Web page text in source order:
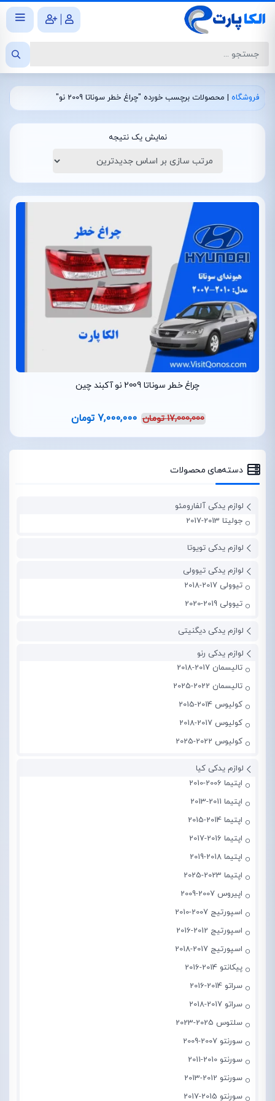
|
فروشگاه | محصولات برچسب خورده "چراغ خطر سوناتا 2009 نو"
نمایش یک نتیجه
چراغ خطر سوناتا 2009 نو آکبند چین
17,000,000 تومان 7,000,000 تومان
دسته‌های محصولات
لوازم یدکی آلفارومئو
جولیتا 2013-2017
لوازم یدکی تویوتا
لوازم یدکی تیوولی
تیوولی 2017-2018
تیوولی 2019-2020
لوازم یدکی دیگنیتی
لوازم یدکی رنو
تالیسمان 2017-2018
تالیسمان 2022-2025
کولیوس 2014-2015
کولیوس 2017-2018
کولیوس 2022-2025
لوازم یدکی کیا
اپتیما 2006-2010
اپتیما 2011-2013
اپتیما 2014-2015
اپتیما 2016-2017
اپتیما 2018-2019
اپتیما 2023-2025
اپیروس 2007-2009
اسپورتیج 2007-2010
اسپورتیج 2012-2016
اسپورتیج 2017-2018
پیکانتو 2014-2016
سراتو 2014-2016
سراتو 2017-2018
سلتوس 2025-2023
سورنتو 2007-2009
سورنتو 2010-2011
سورنتو 2012-2013
سورنتو 2015-2017